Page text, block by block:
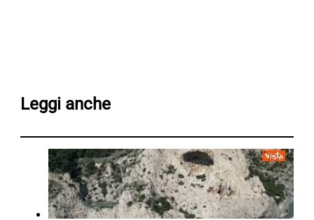
Leggi anche